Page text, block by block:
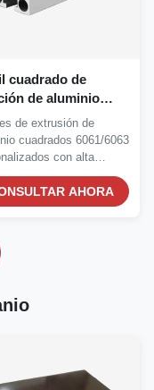
cuadrado de
de aluminio
6063 con alta
a la corrosión
de extrusión
de extrusión de
cuadrados 6061/6063
con alta
a la...
AHORA